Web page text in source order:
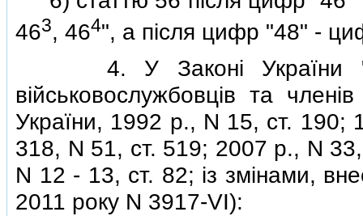
463, 464", а пiсля цифр "48" -
4. У Законi України
вiйськовослужбовцiв та
України, 1992 р., N 15, ст.
318, N 51, ст. 519; 2007 р., N
N 12 - 13, ст. 82; iз змiнами,
2011 року N 3917-VI):